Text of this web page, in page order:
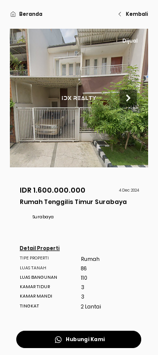
Beranda Kembali
Dijual
IDR 1.600.000.000 4 Dec 2024
Rumah Tenggilis Timur Surabaya
Surabaya
Detail Properti
TIPE PROPERTI
LUAS TANAH
LUAS BANGUNAN
KAMAR TIDUR
KAMAR MANDI
TINGKAT
Rumah
86
110
3
3
2 Lantai
Hubungi Kami